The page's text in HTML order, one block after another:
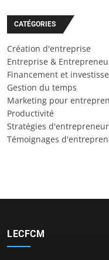
CATÉGORIES
Création d'entreprise
Entreprise &
Financement et
Gestion du temps
Marketing pour
Productivité
Stratégies
Témoignages
LECFCM